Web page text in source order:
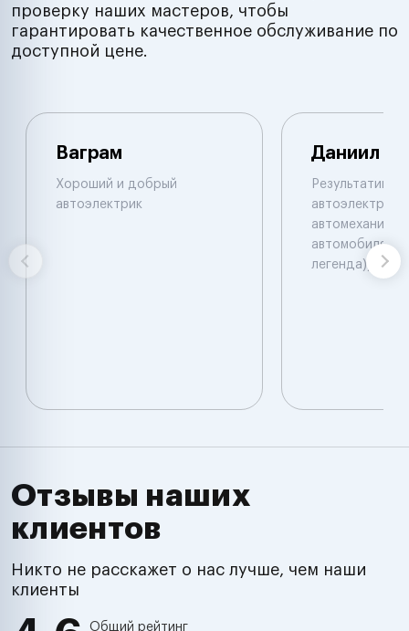
проверку наших мастеров, чтобы
гарантировать качественное обслуживание по
доступной цене.
Ваграм
Хороший и добрый
автоэлектрик
Даниил
автоэлектрик и
автомеханик
автомобилям.
легенда))
Отзывы наших
клиентов
Никто не расскажет о нас лучше, чем наши
клиенты
Общий рейтинг